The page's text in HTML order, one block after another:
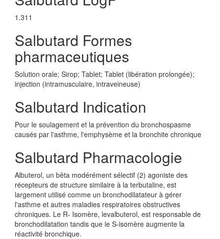
1.311
Salbutard Formes
pharmaceutiques
Solution orale; Sirop; Tablet; Tablet (libération prolongée);
injection (intramusculaire, intraveineuse)
Salbutard Indication
Pour le soulagement et la prévention du bronchospasme
causés par l'asthme, l'emphysème et la bronchite chronique
Salbutard Pharmacologie
Albuterol, un bêta modérément sélectif (2) agoniste des
récepteurs de structure similaire à la terbutaline, est
largement utilisé comme un bronchodilatateur à gérer
l'asthme et autres maladies respiratoires obstructives
chroniques. Le R- Isomère, levalbuterol, est responsable de
bronchodilatation tandis que le S-isomère augmente la
réactivité bronchique.